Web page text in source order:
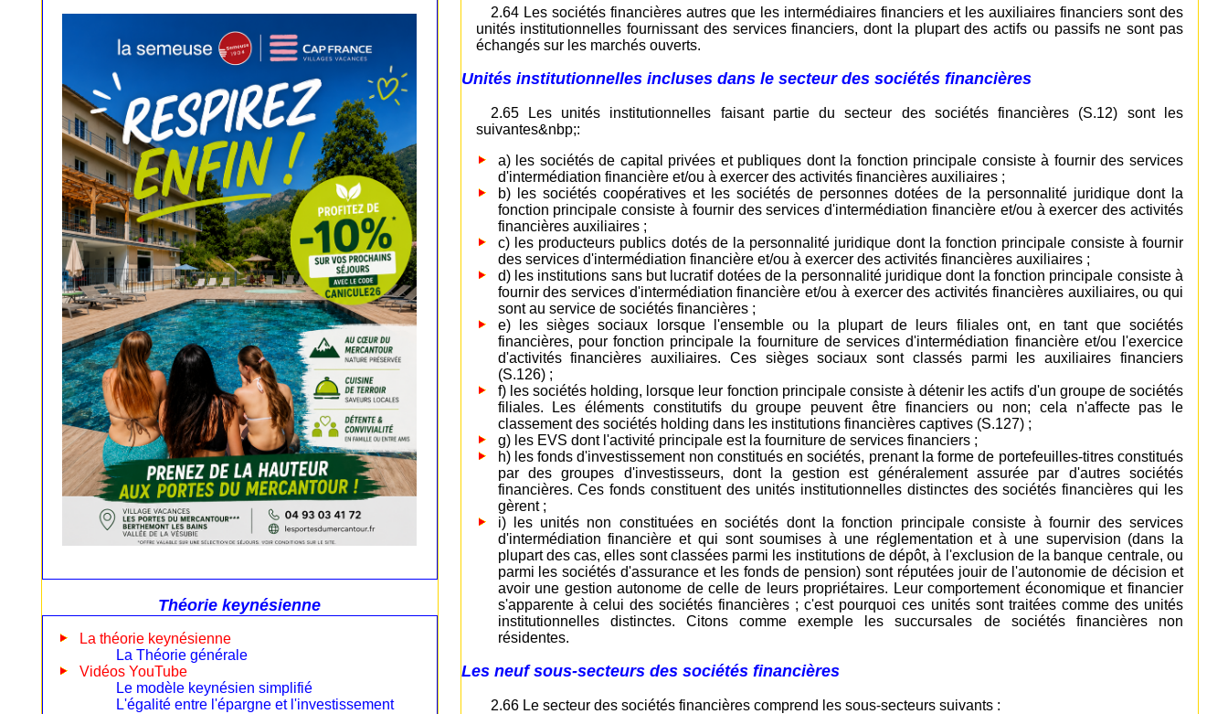
2.64 Les sociétés financières autres que les intermédiaires financiers et les auxiliaires financiers sont des
unités institutionnelles fournissant des services financiers, dont la plupart des actifs ou passifs ne sont pas
échangés sur les marchés ouverts.
Unités institutionnelles incluses dans le secteur des sociétés financières
2.65 Les unités institutionnelles faisant partie du secteur des sociétés financières (S.12) sont les
suivantes&nbp;:
a) les sociétés de capital privées et publiques dont la fonction principale consiste à fournir des services
d'intermédiation financière et/ou à exercer des activités financières auxiliaires ;
b) les sociétés coopératives et les sociétés de personnes dotées de la personnalité juridique dont la
fonction principale consiste à fournir des services d'intermédiation financière et/ou à exercer des activités
financières auxiliaires ;
c) les producteurs publics dotés de la personnalité juridique dont la fonction principale consiste à fournir
des services d'intermédiation financière et/ou à exercer des activités financières auxiliaires ;
d) les institutions sans but lucratif dotées de la personnalité juridique dont la fonction principale consiste à
fournir des services d'intermédiation financière et/ou à exercer des activités financières auxiliaires, ou qui
sont au service de sociétés financières ;
e) les sièges sociaux lorsque l'ensemble ou la plupart de leurs filiales ont, en tant que sociétés
financières, pour fonction principale la fourniture de services d'intermédiation financière et/ou l'exercice
d'activités financières auxiliaires. Ces sièges sociaux sont classés parmi les auxiliaires financiers
(S.126) ;
f) les sociétés holding, lorsque leur fonction principale consiste à détenir les actifs d'un groupe de sociétés
filiales. Les éléments constitutifs du groupe peuvent être financiers ou non; cela n'affecte pas le
classement des sociétés holding dans les institutions financières captives (S.127) ;
g) les EVS dont l'activité principale est la fourniture de services financiers ;
h) les fonds d'investissement non constitués en sociétés, prenant la forme de portefeuilles-titres constitués
par des groupes d'investisseurs, dont la gestion est généralement assurée par d'autres sociétés
financières. Ces fonds constituent des unités institutionnelles distinctes des sociétés financières qui les
gèrent ;
i) les unités non constituées en sociétés dont la fonction principale consiste à fournir des services
d'intermédiation financière et qui sont soumises à une réglementation et à une supervision (dans la
plupart des cas, elles sont classées parmi les institutions de dépôt, à l'exclusion de la banque centrale, ou
parmi les sociétés d'assurance et les fonds de pension) sont réputées jouir de l'autonomie de décision et
avoir une gestion autonome de celle de leurs propriétaires. Leur comportement économique et financier
s'apparente à celui des sociétés financières ; c'est pourquoi ces unités sont traitées comme des unités
institutionnelles distinctes. Citons comme exemple les succursales de sociétés financières non
résidentes.
Les neuf sous-secteurs des sociétés financières
2.66 Le secteur des sociétés financières comprend les sous-secteurs suivants :
Théorie keynésienne
La théorie keynésienne
La Théorie générale
Vidéos YouTube
Le modèle keynésien simplifié
L'égalité entre l'épargne et l'investissement